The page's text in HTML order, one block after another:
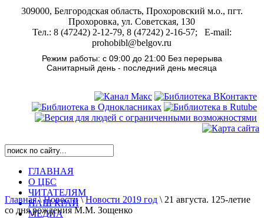
309000, Белгородская область, Прохоровский м.о., пгт.
Прохоровка, ул. Советская, 130
Тел.: 8 (47242) 2-12-79, 8 (47242) 2-16-57; E-mail:
prohobibl@belgov.ru
Режим работы: с 09:00 до 21:00 Без перерыва
Санитарный день - последний день месяца
ГЛАВНАЯ
О ЦБС
ЧИТАТЕЛЯМ
НАШ КРАЙ
МЕДИА
Главная\Новости\Новости 2019 год \ 21 августа. 125-летие
со дня рождения М.М. Зощенко